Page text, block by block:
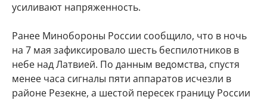
усиливают напряженность.
Ранее Минобороны России сообщило, что в ночь
на 7 мая зафиксировало шесть беспилотников в
небе над Латвией. По данным ведомства, спустя
менее часа сигналы пяти аппаратов исчезли в
районе Резекне, а шестой пересек границу России